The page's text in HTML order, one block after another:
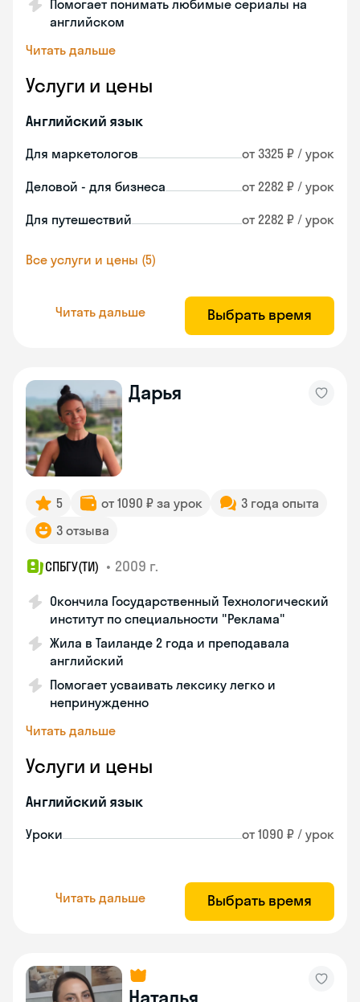
Помогает понимать любимые сериалы на
английском
Читать дальше
Услуги и цены
Английский язык
Для маркетологов от 3325 ₽ / урок
Деловой - для бизнеса от 2282 ₽ / урок
Для путешествий от 2282 ₽ / урок
Все услуги и цены (5)
Читать дальше Выбрать время
Дарья
5 от 1090 ₽ за урок
3 года опыта
3 отзыва
СПБГУ(ТИ) • 2009 г.
Окончила Государственный Технологический
институт по специальности "Реклама"
Жила в Таиланде 2 года и преподавала
английский
Помогает усваивать лексику легко и
непринужденно
Читать дальше
Услуги и цены
Английский язык
Уроки от 1090 ₽ / урок
Читать дальше Выбрать время
Наталья